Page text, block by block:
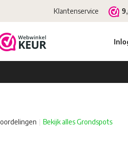
Klantenservice
Bekijk alles Grondspots